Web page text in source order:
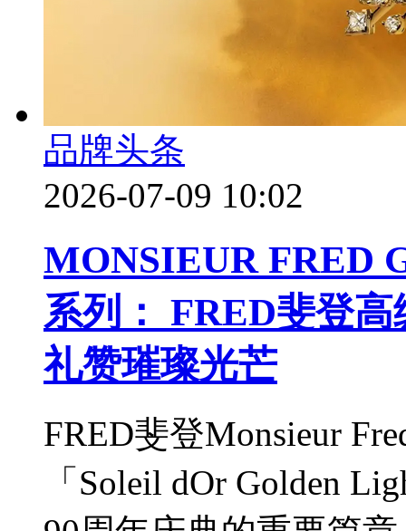
品牌头条
2026-07-09 10:02
MONSIEUR FRED
系列： FRED斐登
礼赞璀璨光芒
FRED斐登Monsieur
「Soleil dOr Golden